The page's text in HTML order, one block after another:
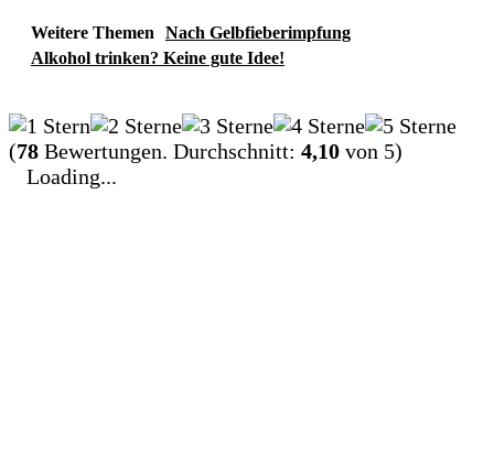
Weitere Themen Nach Gelbfieberimpfung
Alkohol trinken? Keine gute Idee!
(78 Bewertungen. Durchschnitt: 4,10 von 5)
Loading...